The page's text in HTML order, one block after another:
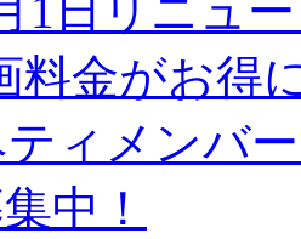
1日リニュ